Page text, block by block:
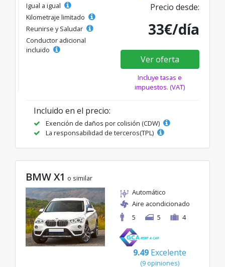
Igual a igual
Kilometraje limitado
Reunirse y Saludar
Conductor adicional
incluido
Precio desde:
33€/día
Ver oferta
Incluye tasas e
impuestos. (VAT)
Incluido en el precio:
Exención de daños por colisión (CDW)
La responsabilidad de terceros(TPL)
BMW X1 o similar
Automático
Aire acondicionado
5
5 4
9.49 Excelente
(9 opiniones)